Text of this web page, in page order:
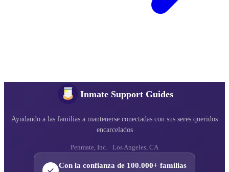
Inmate Support Guides
Ayudando a las familias a mantenerse conectadas con sus seres queridos
encarcelados
Penmate, Inc. · Los Angeles, CA
Con la confianza de 100.000+ familias